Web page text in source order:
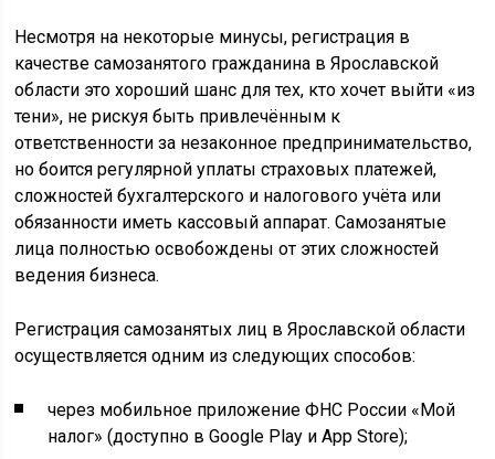
Несмотря на некоторые минусы, регистрация в
качестве самозанятого гражданина в Ярославской
области это хороший шанс для тех, кто хочет выйти «из
тени», не рискуя быть привлечённым к
ответственности за незаконное предпринимательство,
но боится регулярной уплаты страховых платежей,
сложностей бухгалтерского и налогового учёта или
обязанности иметь кассовый аппарат. Самозанятые
лица полностью освобождены от этих сложностей
ведения бизнеса.
Регистрация самозанятых лиц в Ярославской области
осуществляется одним из следующих способов:
через мобильное приложение ФНС России «Мой
налог» (доступно в Google Play и App Store);